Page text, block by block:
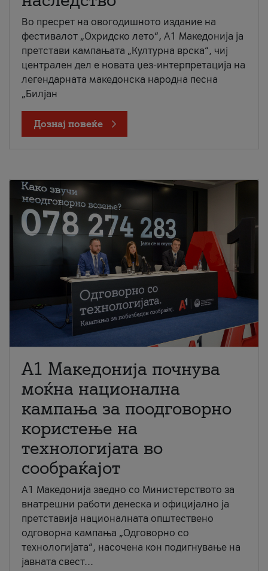
Во пресрет на овогодишното издание на
фестивалот „Охридско лето“, А1 Македонија ја
претстави кампањата „Културна врска“, чиј
централен дел е новата џез-интерпретација на
легендарната македонска народна песна
„Билјан
Дознај повеќе
A1 Македонија почнува
моќна национална
кампања за поодговорно
користење на
технологијата во
сообраќајот
A1 Македонија заедно со Министерството за
внатрешни работи денеска и официјално ја
претставија националната општествено
одговорна кампања „Одговорно со
технологијата“, насочена кон подигнување на
јавната свест...